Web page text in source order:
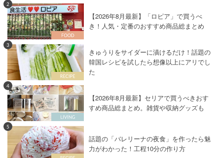
2
【2026年8月最新】「ロピア」で買うべ
き！人気・定番のおすすめ商品総まとめ
3
きゅうりをサイダーに漬けるだけ！話題の
韓国レシピを試したら想像以上にアリでし
た
4
【2026年8月最新】セリアで買うべきおす
すめ商品総まとめ。雑貨や収納グッズも
5
話題の「バレリーナの夜食」を作ったら魅
力がわかった！工程10分の作り方